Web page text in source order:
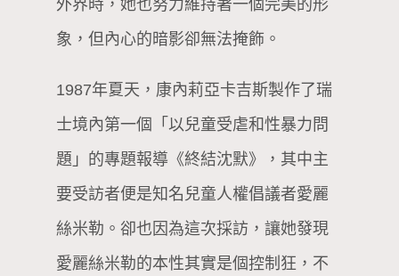
外界時，她也努力維持著一個完美的形
象，但內心的暗影卻無法掩飾。
1987年夏天，康內莉亞卡吉斯製作了瑞
士境內第一個「以兒童受虐和性暴力問
題」的專題報導《終結沈默》，其中主
要受訪者便是知名兒童人權倡議者愛麗
絲米勒。卻也因為這次採訪，讓她發現
愛麗絲米勒的本性其實是個控制狂，不